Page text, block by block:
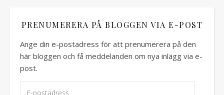
PRENUMERERA PÅ BLOGGEN VIA E-POST
Ange din e-postadress för att prenumerera på den
här bloggen och få meddelanden om nya inlägg via e-
post.